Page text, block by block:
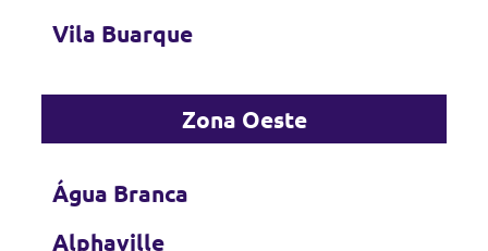
Vila Buarque
Zona Oeste
Água Branca
Alphaville